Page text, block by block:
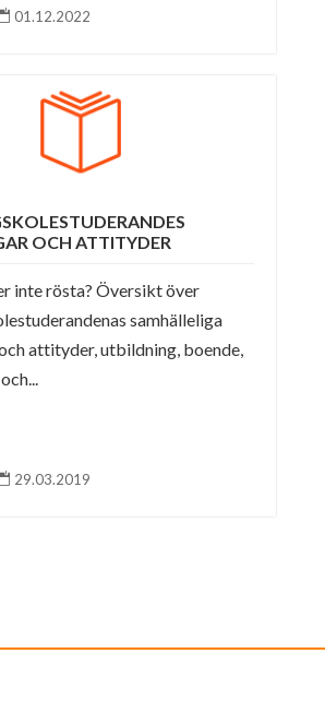
01.12.2022
OCH ATTITYDER
inte rösta? Översikt över
samhälleliga
attityder, utbildning, boende,
29.03.2019